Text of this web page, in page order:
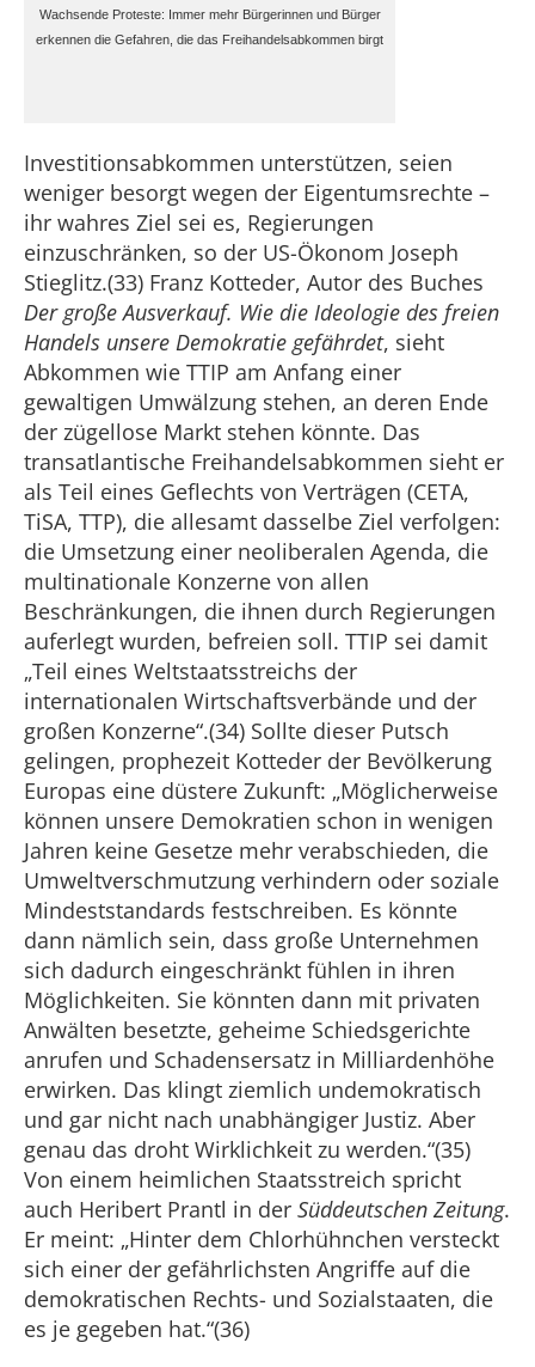
Wachsende Proteste: Immer mehr Bürgerinnen und Bürger
erkennen die Gefahren, die das Freihandelsabkommen birgt
Investitionsabkommen unterstützen, seien
weniger besorgt wegen der Eigentumsrechte –
ihr wahres Ziel sei es, Regierungen
einzuschränken, so der US-Ökonom Joseph
Stieglitz.(33) Franz Kotteder, Autor des Buches
Der große Ausverkauf. Wie die Ideologie des freien
Handels unsere Demokratie gefährdet, sieht
Abkommen wie TTIP am Anfang einer
gewaltigen Umwälzung stehen, an deren Ende
der zügellose Markt stehen könnte. Das
transatlantische Freihandelsabkommen sieht er
als Teil eines Geflechts von Verträgen (CETA,
TiSA, TTP), die allesamt dasselbe Ziel verfolgen:
die Umsetzung einer neoliberalen Agenda, die
multinationale Konzerne von allen
Beschränkungen, die ihnen durch Regierungen
auferlegt wurden, befreien soll. TTIP sei damit
„Teil eines Weltstaatsstreichs der
internationalen Wirtschaftsverbände und der
großen Konzerne“.(34) Sollte dieser Putsch
gelingen, prophezeit Kotteder der Bevölkerung
Europas eine düstere Zukunft: „Möglicherweise
können unsere Demokratien schon in wenigen
Jahren keine Gesetze mehr verabschieden, die
Umweltverschmutzung verhindern oder soziale
Mindeststandards festschreiben. Es könnte
dann nämlich sein, dass große Unternehmen
sich dadurch eingeschränkt fühlen in ihren
Möglichkeiten. Sie könnten dann mit privaten
Anwälten besetzte, geheime Schiedsgerichte
anrufen und Schadensersatz in Milliardenhöhe
erwirken. Das klingt ziemlich undemokratisch
und gar nicht nach unabhängiger Justiz. Aber
genau das droht Wirklichkeit zu werden.“(35)
Von einem heimlichen Staatsstreich spricht
auch Heribert Prantl in der Süddeutschen Zeitung.
Er meint: „Hinter dem Chlorhühnchen versteckt
sich einer der gefährlichsten Angriffe auf die
demokratischen Rechts- und Sozialstaaten, die
es je gegeben hat.“(36)